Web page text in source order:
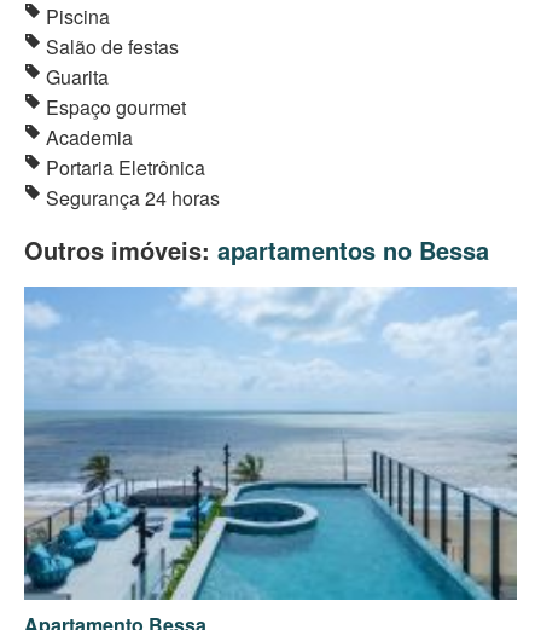
Piscina
Salão de festas
Guarita
Espaço gourmet
Academia
Portaria Eletrônica
Segurança 24 horas
Outros imóveis: apartamentos no Bessa